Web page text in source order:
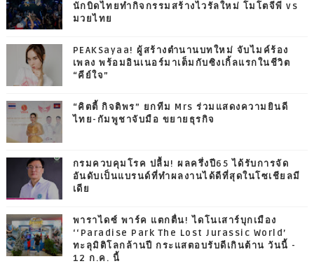
นักบิดไทยทำกิจกรรมสร้างไวรัลใหม่ โมโตจีพี vs
มวยไทย
PEAKSayaa! ผู้สร้างตำนานบทใหม่ จับไมค์ร้อง
เพลง พร้อมอินเนอร์มาเต็มกับซิงเกิ้ลแรกในชีวิต
“คีย์ใจ”
“คิตตี้ กิจติพร” ยกทีม Mrs ร่วมแสดงความยินดี
ไทย-กัมพูชาจับมือ ขยายธุรกิจ
กรมควบคุมโรค ปลื้ม! ผลครึ่งปี65 ได้รับการจัด
อันดับเป็นแบรนด์ที่ทำผลงานได้ดีที่สุดในโซเชียลมี
เดีย
พาราไดซ์ พาร์ค แตกตื่น! ไดโนเสาร์บุกเมือง
‘‘Paradise Park The Lost Jurassic World’
ทะลุมิติโลกล้านปี กระแสตอบรับดีเกินต้าน วันนี้ -
12 ก.ค. นี้